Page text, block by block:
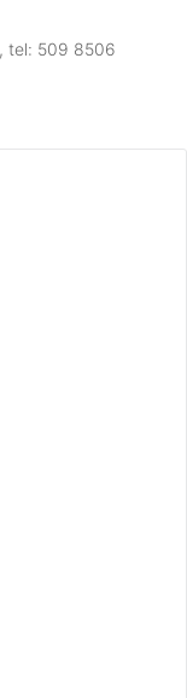
, tel: 509 8506